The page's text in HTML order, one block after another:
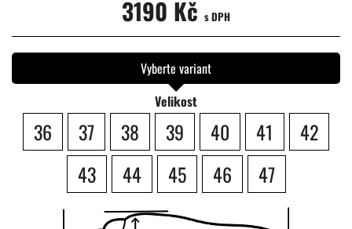
3190 Kč s DPH
Vyberte variant
Velikost
36 37 38 39 40 41
42
43
44 45 46 47